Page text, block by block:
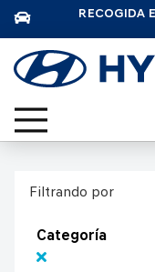
RECOGIDA
Filtrando por
Categoría